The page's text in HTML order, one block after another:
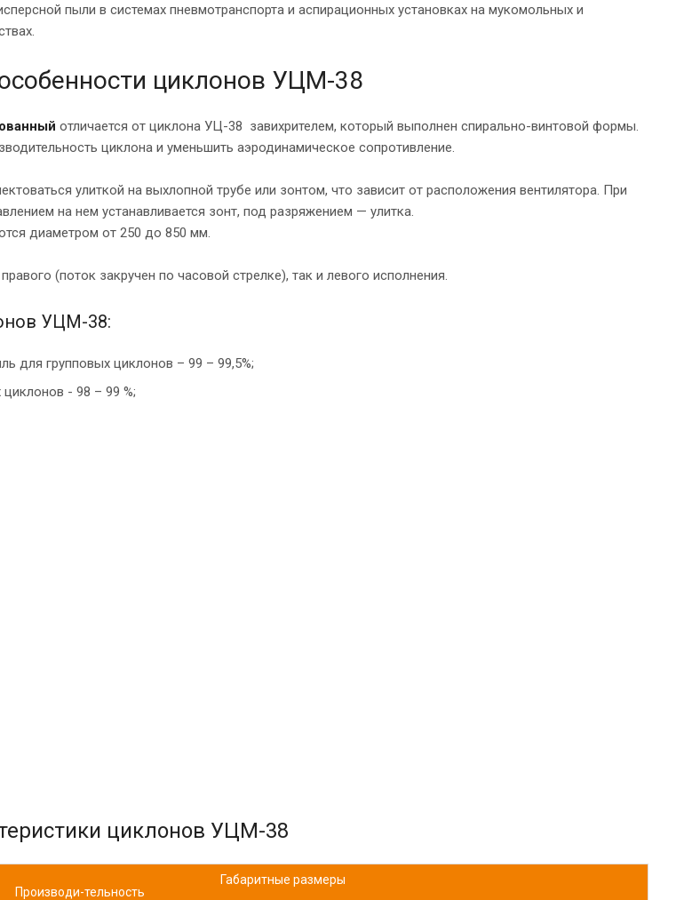
пыли в системах пневмотранспорта и аспирационных установках на мукомольных и
циклонов УЦМ-38
отличается от циклона УЦ-38 завихрителем, который выполнен спирально-винтовой формы.
циклона и уменьшить аэродинамическое сопротивление.
улиткой на выхлопной трубе или зонтом, что зависит от расположения вентилятора. При
на нем устанавливается зонт, под разряжением — улитка.
диаметром от 250 до 850 мм.
(поток закручен по часовой стрелке), так и левого исполнения.
УЦМ-38:
для групповых циклонов – 99 – 99,5%;
- 98 – 99 %;
циклонов УЦМ-38
Производи-тельность
Габаритные размеры